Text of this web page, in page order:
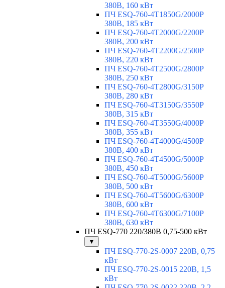
380В, 160 кВт
ПЧ ESQ-760-4T1850G/2000P
380В, 185 кВт
ПЧ ESQ-760-4T2000G/2200P
380В, 200 кВт
ПЧ ESQ-760-4T2200G/2500P
380В, 220 кВт
ПЧ ESQ-760-4T2500G/2800P
380В, 250 кВт
ПЧ ESQ-760-4T2800G/3150P
380В, 280 кВт
ПЧ ESQ-760-4T3150G/3550P
380В, 315 кВт
ПЧ ESQ-760-4T3550G/4000P
380В, 355 кВт
ПЧ ESQ-760-4T4000G/4500P
380В, 400 кВт
ПЧ ESQ-760-4T4500G/5000P
380В, 450 кВт
ПЧ ESQ-760-4T5000G/5600P
380В, 500 кВт
ПЧ ESQ-760-4T5600G/6300P
380В, 600 кВт
ПЧ ESQ-760-4T6300G/7100P
380В, 630 кВт
ПЧ ESQ-770 220/380В 0,75-500 кВт
▼
ПЧ ESQ-770-2S-0007 220В, 0,75
кВт
ПЧ ESQ-770-2S-0015 220В, 1,5
кВт